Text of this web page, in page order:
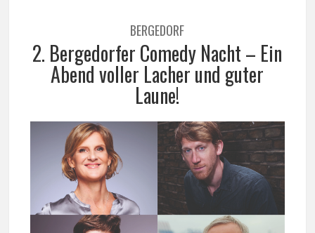
BERGEDORF
2. Bergedorfer Comedy Nacht – Ein
Abend voller Lacher und guter
Laune!